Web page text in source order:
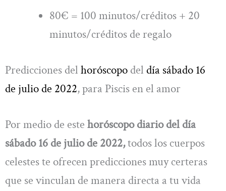
80€ = 100 minutos/créditos + 20
minutos/créditos de regalo
Predicciones del horóscopo del día sábado 16
de julio de 2022, para Piscis en el amor
Por medio de este horóscopo diario del día
sábado 16 de julio de 2022,todos los cuerpos
celestes te ofrecen predicciones muy certeras
que se vinculan de manera directa a tu vida